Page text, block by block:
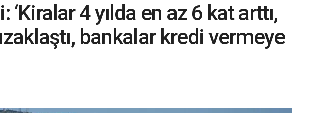
‘Kiralar 4 yılda en az 6 kat arttı,
bankalar kredi vermeye